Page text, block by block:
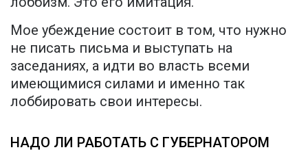
Мое убеждение состоит в том, что нужно
не писать письма и выступать на
заседаниях, а идти во власть всеми
имеющимися силами и именно так
лоббировать свои интересы.
НАДО ЛИ РАБОТАТЬ С ГУБЕРНАТОРОМ